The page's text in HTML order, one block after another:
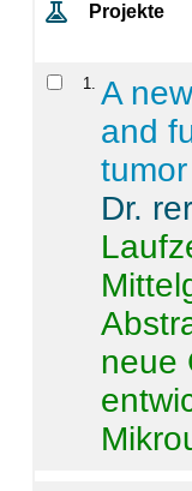
Projekte
1
A
and
Dr.
neue